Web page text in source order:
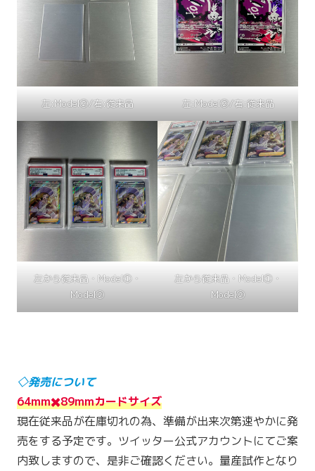
左:Model②/右:従来品 左:Model②/右:従来品
左から従来品・Model①・
Model②
左から従来品・Model①・
Model②
◇発売について
64mm✖️89mmカードサイズ
現在従来品が在庫切れの為、準備が出来次第速やかに発
売をする予定です。ツイッター公式アカウントにてご案
内致しますので、是非ご確認ください。量産試作となり